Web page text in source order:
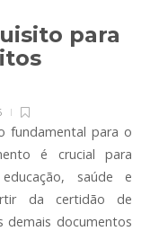
para
fundamental para o
é crucial para
saúde e
da certidão de
demais documentos